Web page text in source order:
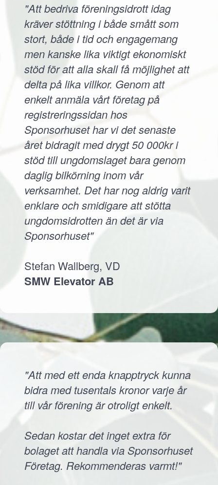
"Att bedriva föreningsidrott idag
kräver stöttning i både smått som
stort, både i tid och engagemang
men kanske lika viktigt ekonomiskt
stöd för att alla skall få möjlighet att
delta på lika villkor. Genom att
enkelt anmäla vårt företag på
registreringssidan hos
Sponsorhuset har vi det senaste
året bidragit med drygt 50 000kr i
stöd till ungdomslaget bara genom
daglig bilkörning inom vår
verksamhet. Det har nog aldrig varit
enklare och smidigare att stötta
ungdomsidrotten än det är via
Sponsorhuset"
Stefan Wallberg, VD
SMW Elevator AB
"Att med ett enda knapptryck kunna
bidra med tusentals kronor varje år
till vår förening är otroligt enkelt.
Sedan kostar det inget extra för
bolaget att handla via Sponsorhuset
Företag. Rekommenderas varmt!"